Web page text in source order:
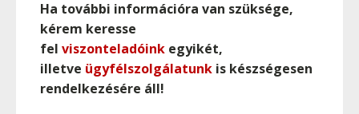
Ha további információra van szüksége,
kérem keresse
fel viszonteladóink egyikét,
illetve ügyfélszolgálatunk is készségesen
rendelkezésére áll!